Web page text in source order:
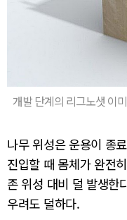
개발 단계의 리그노샛 이
나무 위성은 운용이 종
진입할 때 몸체가 완전
존 위성 대비 덜 발생한
우려도 덜하다.